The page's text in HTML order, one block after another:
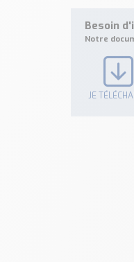
Besoin
Notre
JE